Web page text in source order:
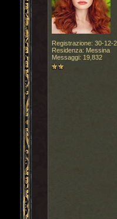
Registrazione: 30-12-
Residenza: Messina
Messaggi: 19,832